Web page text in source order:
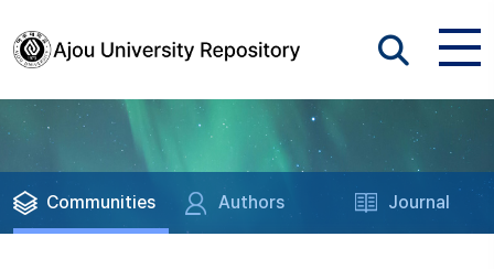
Communities Authors Journal